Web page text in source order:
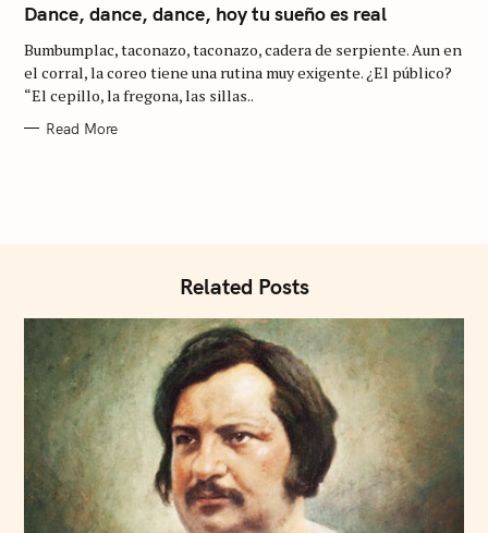
T
E
O
R
I
E
Dance, dance, dance, hoy tu sueño es real
Bumbumplac, taconazo, taconazo, cadera de serpiente. Aun en
el corral, la coreo tiene una rutina muy exigente. ¿El público?
“El cepillo, la fregona, las sillas..
Read More
Related Posts